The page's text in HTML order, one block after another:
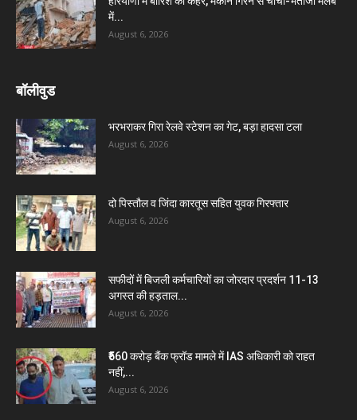
में...
August 6, 2026
बॉलीवुड
भरभराकर गिरा रेलवे स्टेशन का गेट, बड़ा हादसा टला
August 6, 2026
दो पिस्तौल व जिंदा कारतूस सहित युवक गिरफ्तार
August 6, 2026
सफीदों में बिजली कर्मचारियों का जोरदार प्रदर्शन 11-13
अगस्त की हड़ताल...
August 6, 2026
₹560 करोड़ बैंक फ्रॉड मामले में IAS अधिकारी को राहत
नहीं,...
August 6, 2026